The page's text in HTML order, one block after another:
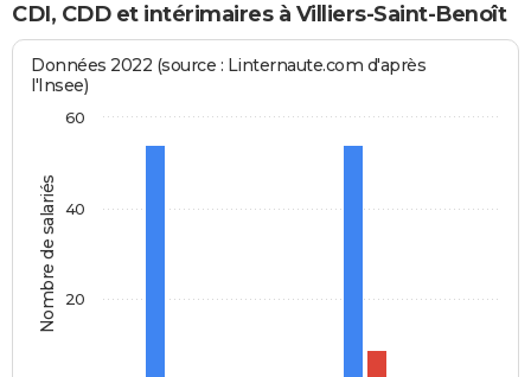
CDI, CDD et intérimaires à Villiers-Saint-Benoît
Nombre de salariés
Données 2022 (source : Linternaute.com d'après
l'Insee)
20
40
60